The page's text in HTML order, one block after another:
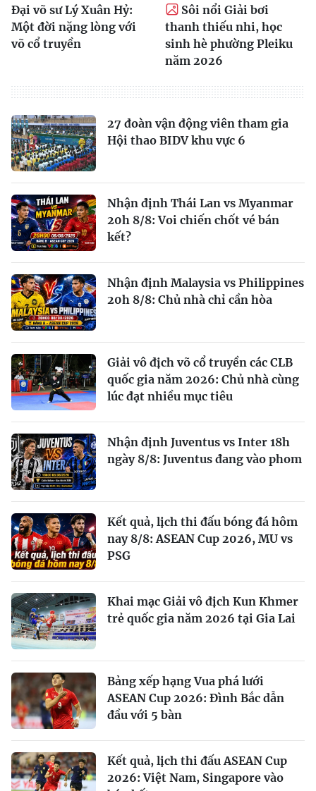
Đại võ sư Lý Xuân Hỷ:
Một đời nặng lòng với
võ cổ truyền
Sôi nổi Giải bơi
thanh thiếu nhi, học
sinh hè phường Pleiku
năm 2026
27 đoàn vận động viên tham gia
Hội thao BIDV khu vực 6
Nhận định Thái Lan vs Myanmar
20h 8/8: Voi chiến chốt vé bán
kết?
Nhận định Malaysia vs Philippines
20h 8/8: Chủ nhà chỉ cần hòa
Giải vô địch võ cổ truyền các CLB
quốc gia năm 2026: Chủ nhà cùng
lúc đạt nhiều mục tiêu
Nhận định Juventus vs Inter 18h
ngày 8/8: Juventus đang vào phom
Kết quả, lịch thi đấu bóng đá hôm
nay 8/8: ASEAN Cup 2026, MU vs
PSG
Khai mạc Giải vô địch Kun Khmer
trẻ quốc gia năm 2026 tại Gia Lai
Bảng xếp hạng Vua phá lưới
ASEAN Cup 2026: Đình Bắc dẫn
đầu với 5 bàn
Kết quả, lịch thi đấu ASEAN Cup
2026: Việt Nam, Singapore vào